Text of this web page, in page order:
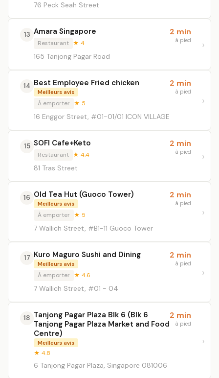
76 Peck Seah Street
13 Amara Singapore
Restaurant ★ 4
165 Tanjong Pagar Road
2 min
à pied
14 Best Employee Fried chicken
Meilleurs avis
À emporter ★ 5
16 Enggor Street, #01-01/01 ICON VILLAGE
2 min
à pied
15 SOFI Cafe+Keto
Restaurant ★ 4.4
81 Tras Street
2 min
à pied
16 Old Tea Hut (Guoco Tower)
Meilleurs avis
À emporter ★ 5
7 Wallich Street, #B1-11 Guoco Tower
2 min
à pied
17 Kuro Maguro Sushi and Dining
Meilleurs avis
À emporter ★ 4.6
7 Wallich Street, #01 - 04
2 min
à pied
18 Tanjong Pagar Plaza Blk 6 (Blk 6
Tanjong Pagar Plaza Market and Food
Centre)
Meilleurs avis
★ 4.8
6 Tanjong Pagar Plaza, Singapore 081006
2 min
à pied